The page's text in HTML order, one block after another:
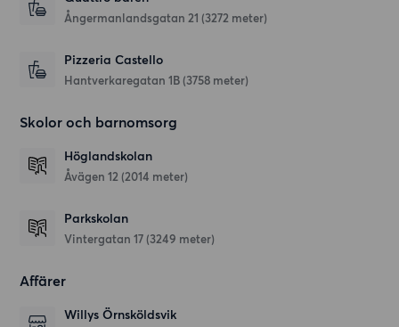
Ångermanlandsgatan 21 (3272 meter)
Pizzeria Castello
Hantverkaregatan 1B (3758 meter)
Skolor och barnomsorg
Höglandskolan
Åvägen 12 (2014 meter)
Parkskolan
Vintergatan 17 (3249 meter)
Affärer
Willys Örnsköldsvik